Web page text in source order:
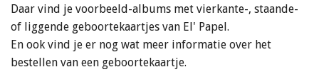
Daar vind je voorbeeld-albums met vierkante-, staande-
of liggende geboortekaartjes van El' Papel.
En ook vind je er nog wat meer informatie over het
bestellen van een geboortekaartje.